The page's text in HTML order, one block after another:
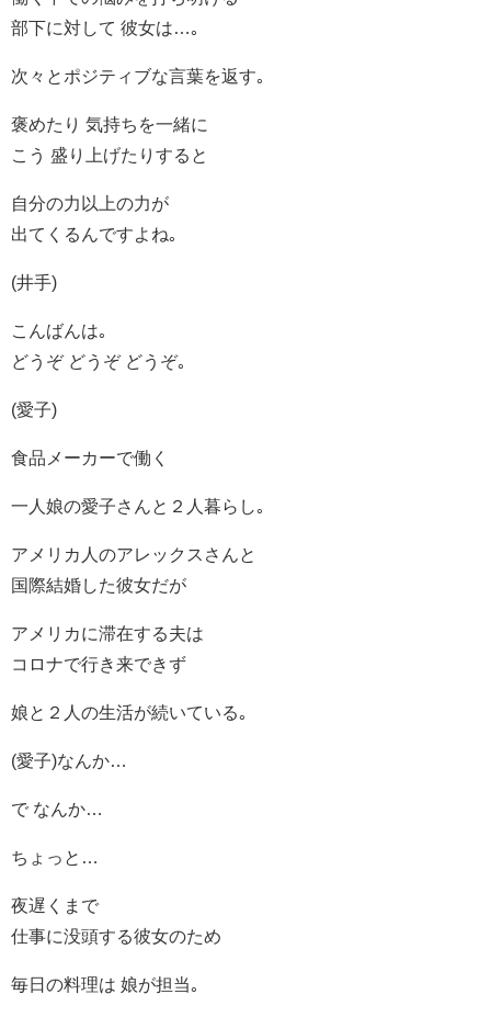
部下に対して 彼女は…｡
次々とポジティブな言葉を返す｡
褒めたり 気持ちを一緒に
こう 盛り上げたりすると
自分の力以上の力が
出てくるんですよね｡
(井手)
こんばんは｡
どうぞ どうぞ どうぞ｡
(愛子)
食品メーカーで働く
一人娘の愛子さんと２人暮らし｡
アメリカ人のアレックスさんと
国際結婚した彼女だが
アメリカに滞在する夫は
コロナで行き来できず
娘と２人の生活が続いている｡
(愛子)なんか…
で なんか…
ちょっと…
夜遅くまで
仕事に没頭する彼女のため
毎日の料理は 娘が担当｡